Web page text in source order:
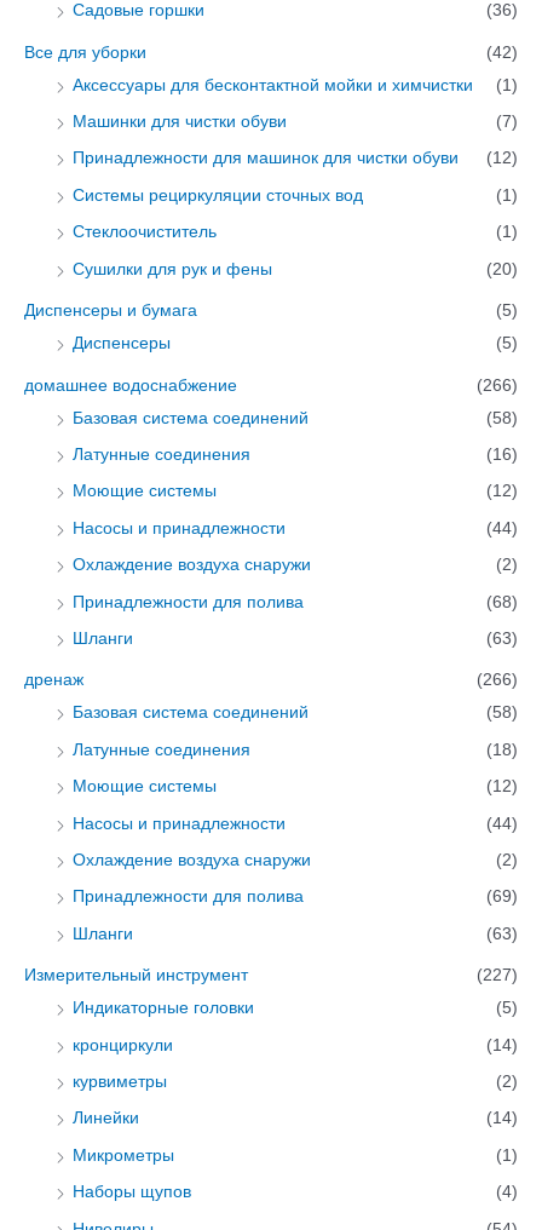
Садовые горшки (36)
Все для уборки
(42)
Аксессуары для бесконтактной мойки и химчистки
(1)
Машинки для чистки обуви (7)
Принадлежности для машинок для чистки обуви (12)
Системы рециркуляции сточных вод (1)
Стеклоочиститель (1)
Сушилки для рук и фены (20)
Диспенсеры и бумага
(5)
Диспенсеры
(5)
домашнее водоснабжение
(266)
Базовая система соединений
(58)
Латунные соединения (16)
Моющие системы (12)
Насосы и принадлежности (44)
Охлаждение воздуха снаружи (2)
Принадлежности для полива (68)
Шланги (63)
дренаж
(266)
Базовая система соединений
(58)
Латунные соединения (18)
Моющие системы (12)
Насосы и принадлежности (44)
Охлаждение воздуха снаружи (2)
Принадлежности для полива (69)
Шланги (63)
Измерительный инструмент
(227)
Индикаторные головки
(5)
кронциркули (14)
курвиметры (2)
Линейки (14)
Микрометры (1)
Наборы щупов (4)